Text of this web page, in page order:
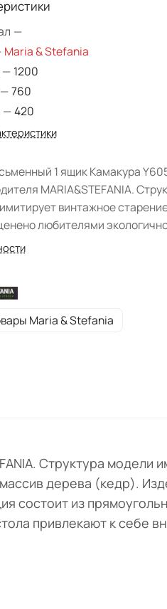
—
Maria & Stefania
— 1200
—760
—420
1 ящик Камакура
MARIA&STEFANIA.
винтажное
любителями
изготовления: массив дерева
кантри. Конструкция
столешницы,
выдвижного ящика для хранение
Maria & Stefania
Структура модели
дерева (кедр).
состоит из
привлекают к себе